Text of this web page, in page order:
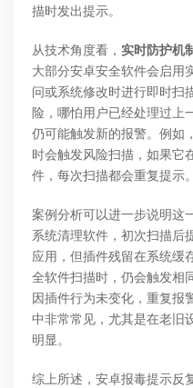
描时发出提示。
从技术角度看， 实时防护机
大部分安卓安全软件会启用
问或系统修改时进行即时扫
险，哪怕用户已经处理过上
仍可能触发新的报警。例如
时会触发风险扫描，如果它
件，每次扫描都会重复提示。
案例分析可以进一步说明这
系统清理软件，初次扫描后
应用，但插件残留在系统缓
全软件扫描时，仍会触发相
因插件行为未变化，重复报
中非常常见，尤其是在老旧
明显。
综上所述，安卓报毒提示反